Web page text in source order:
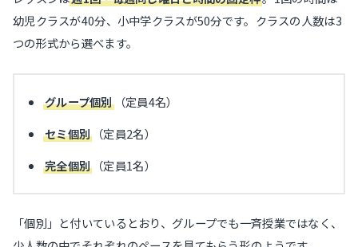
幼児クラスが40分、小中学クラスが50分です。クラスの人数は3
つの形式から選べます。
グループ個別（定員4名）
セミ個別 （定員2名）
完全個別 （定員1名）
「個別」と付いているとおり、グループでも一斉授業ではなく、